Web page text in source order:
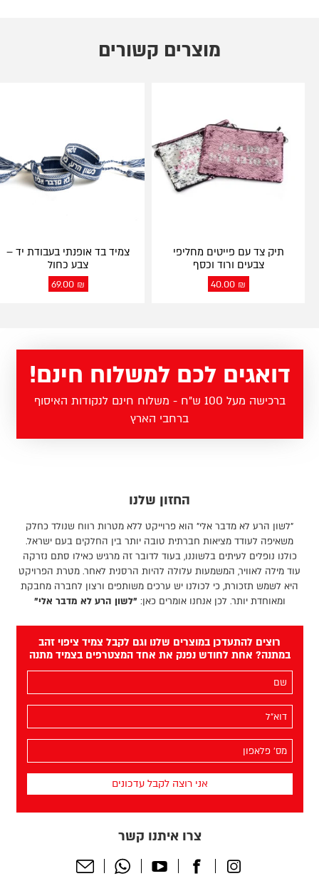
מוצרים קשורים
תיק צד עם פייטים מחליפי
צבעים ורוד וכסף
40.00 ₪
צמיד בד אופנתי בעבודת יד –
צבע כחול
69.00 ₪
דואגים לכם למשלוח חינם!
ברכישה מעל 100 ש"ח - משלוח חינם לנקודות האיסוף
ברחבי הארץ
החזון שלנו
"לשון הרע לא מדבר אלי" הוא פרוייקט ללא מטרות רווח שנולד כחלק
משאיפה לעודד מציאות חברתית טובה יותר בין החלקים בעם ישראל.
כולנו נופלים לעיתים בלשוננו, בעוד לדובר זה מרגיש כאילו סתם נזרקה
עוד מילה לאוויר, המשמעות עלולה להיות הרסנית לאחר. מטרת הפרויקט
היא לשמש תזכורת, כי לכולנו יש ערכים משותפים ורצון לחברה מחבקת
ומאוחדת יותר. לכן אנחנו אומרים כאן: "לשון הרע לא מדבר אלי"
רוצים להתעדכן במוצרים שלנו וגם לקבל צמיד ציפוי זהב
במתנה? אחת לחודש נפנק את אחד המצטרפים בצמיד מתנה
שלך
שלך
הפלאפון
צרו איתנו קשר
Instagram
Facebook
Youtube
Whatsapp
Send